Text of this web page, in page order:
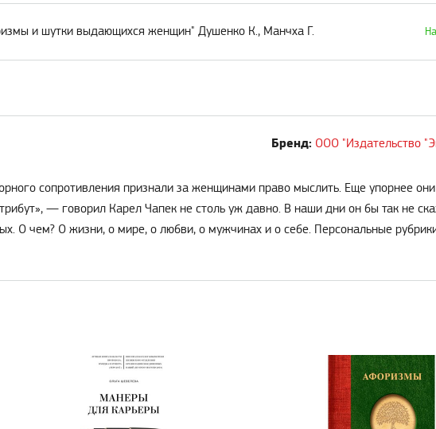
и шутки выдающихся женщин" Душенко К., Манчха Г.
Бренд: ООО "Издательство
сопротивления признали за женщинами право мыслить. Еще упорнее они
— говорил Карел Чапек не столь уж давно. В наши дни он бы так не
О чем? О жизни, о мире, о любви, о мужчинах и о себе. Персональные